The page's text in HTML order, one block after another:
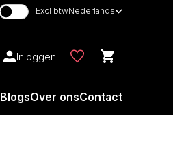
Excl btwNederlands
Inloggen
BlogsOver onsContact